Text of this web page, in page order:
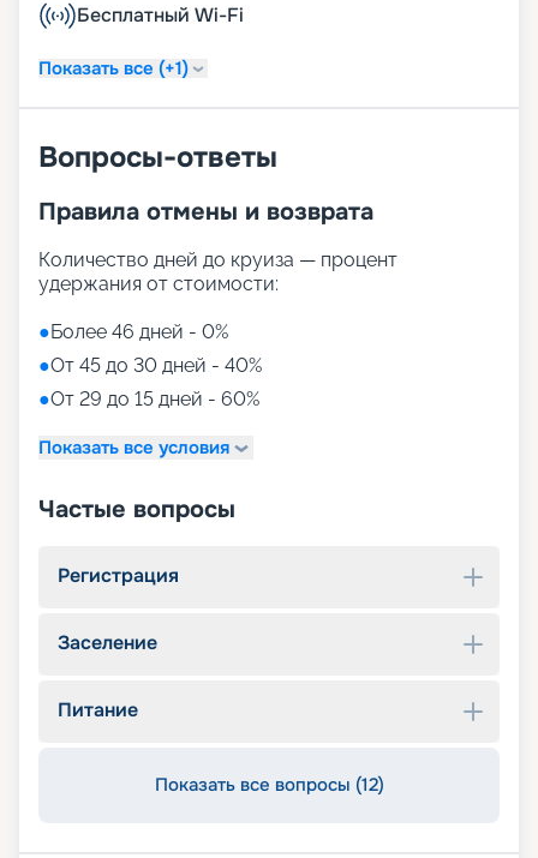
Бесплатный Wi-Fi
Показать все (+1)
Вопросы-ответы
Правила отмены и возврата
Количество дней до круиза — процент
удержания от стоимости:
●Более 46 дней - 0%
●От 45 до 30 дней - 40%
●От 29 до 15 дней - 60%
Показать все условия
Частые вопросы
Регистрация
Заселение
Питание
Показать все вопросы (12)